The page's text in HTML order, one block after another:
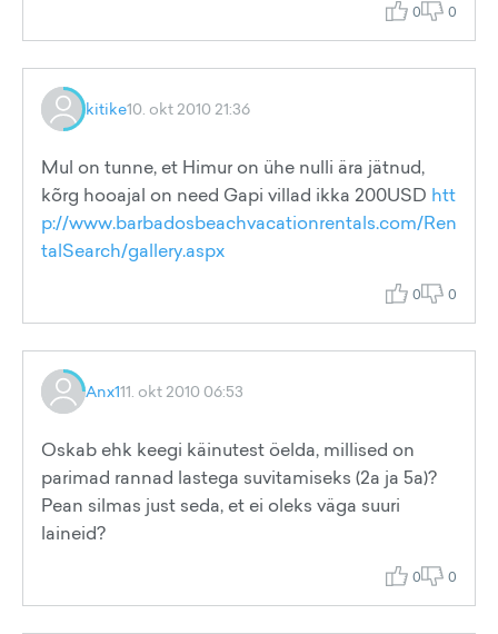
0 0
kitike10. okt 2010 21:36
Mul on tunne, et Himur on ühe nulli ära jätnud,
kõrg hooajal on need Gapi villad ikka 200USD htt
p://www.barbadosbeachvacationrentals.com/Ren
talSearch/gallery.aspx
0 0
Anx111. okt 2010 06:53
Oskab ehk keegi käinutest öelda, millised on
parimad rannad lastega suvitamiseks (2a ja 5a)?
Pean silmas just seda, et ei oleks väga suuri
laineid?
0 0